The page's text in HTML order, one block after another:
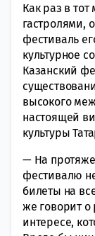
Как раз в
гастролями,
фестиваль
культурное
Казанский
высокого
настоящей
культуры
— На
фестивалю
билеты на
же говорит о
интересе,